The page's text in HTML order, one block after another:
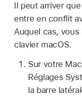
Il peut arriver
entre en conflit
Auquel cas,
clavier macOS.
Sur votre
Réglages
la barre